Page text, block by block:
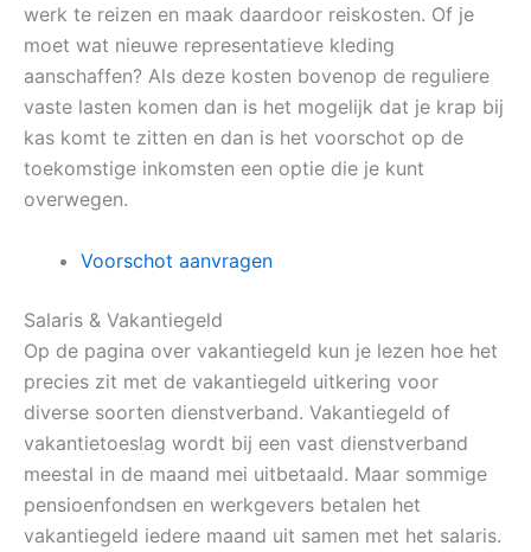
werk te reizen en maak daardoor reiskosten. Of je
moet wat nieuwe representatieve kleding
aanschaffen? Als deze kosten bovenop de reguliere
vaste lasten komen dan is het mogelijk dat je krap bij
kas komt te zitten en dan is het voorschot op de
toekomstige inkomsten een optie die je kunt
overwegen.
Voorschot aanvragen
Salaris & Vakantiegeld
Op de pagina over vakantiegeld kun je lezen hoe het
precies zit met de vakantiegeld uitkering voor
diverse soorten dienstverband. Vakantiegeld of
vakantietoeslag wordt bij een vast dienstverband
meestal in de maand mei uitbetaald. Maar sommige
pensioenfondsen en werkgevers betalen het
vakantiegeld iedere maand uit samen met het salaris.